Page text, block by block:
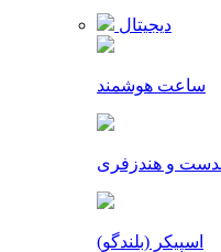
دیجیتال
ساعت هوشمند
و هندزفری
اسپیکر (بلندگو)